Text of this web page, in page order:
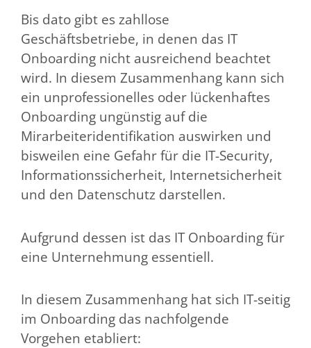
Bis dato gibt es zahllose
Geschäftsbetriebe, in denen das IT
Onboarding nicht ausreichend beachtet
wird. In diesem Zusammenhang kann sich
ein unprofessionelles oder lückenhaftes
Onboarding ungünstig auf die
Mirarbeiteridentifikation auswirken und
bisweilen eine Gefahr für die IT-Security,
Informationssicherheit, Internetsicherheit
und den Datenschutz darstellen.
Aufgrund dessen ist das IT Onboarding für
eine Unternehmung essentiell.
In diesem Zusammenhang hat sich IT-seitig
im Onboarding das nachfolgende
Vorgehen etabliert: